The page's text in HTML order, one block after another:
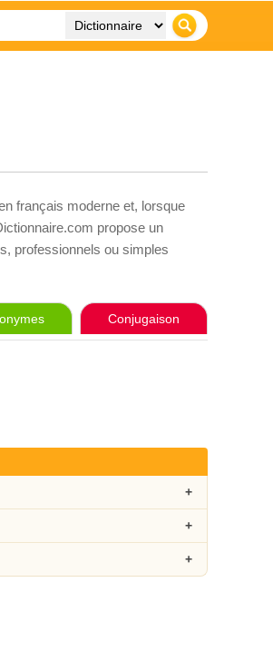
français moderne et, lorsque
propose un
professionnels ou simples
Conjugaison